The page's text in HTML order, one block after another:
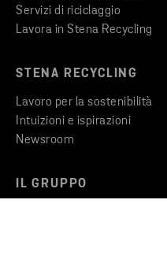
Servizi di riciclaggio
Lavora in Stena Recycling
STENA RECYCLING
Lavoro per la sostenibilità
Intuizioni e ispirazioni
Newsroom
IL GRUPPO